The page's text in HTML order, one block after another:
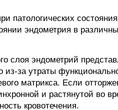
патологических
эндометрия в
слоя эндометрий
за утраты
матрикса. Если
и растянутой во
кровотечения.